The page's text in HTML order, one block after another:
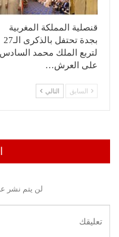
قنصلية المملكة المغربية
بجدة تحتفل بالذكرى الـ27
لتربع الملك محمد السادس
على العرش…
السابق التالي
لن يتم نشر